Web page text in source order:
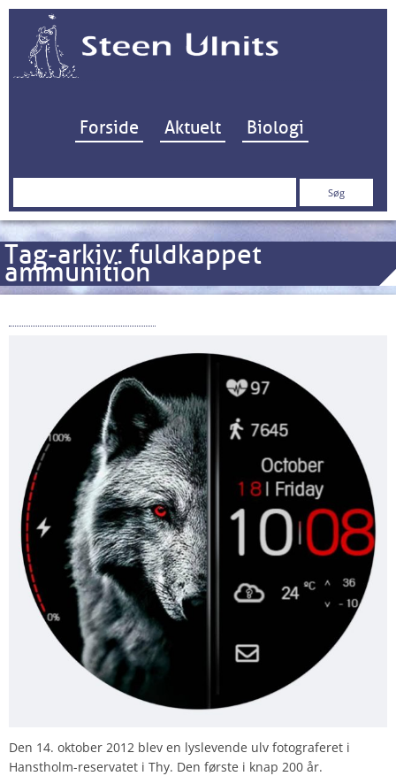
Hop til indhold
Forside Aktuelt Biologi
Søg
Tag-arkiv: fuldkappet
ammunition
Den 14. oktober 2012 blev en lyslevende ulv fotograferet i
Hanstholm-reservatet i Thy. Den første i knap 200 år.